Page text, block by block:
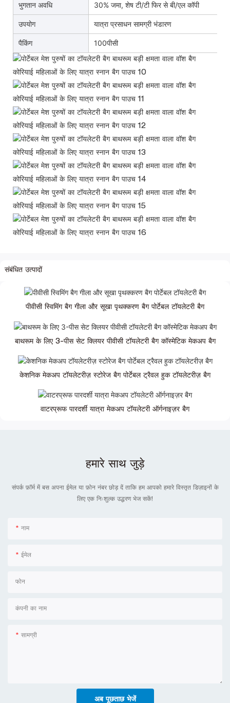
भुगतान अवधि 30% जमा, शेष टी/टी फिर से बी/एल कॉपी
उपयोग यात्रा प्रसाधन सामग्री भंडारण
पैकिंग 100पीसी
संबंधित उत्पादों
पीवीसी स्विमिंग बैग गीला और सूखा पृथक्करण बैग पोर्टेबल टॉयलेटरी बैग
बाथरूम के लिए 3-पीस सेट क्लियर पीवीसी टॉयलेटरी बैग कॉस्मेटिक मेकअप बैग
केशनिक मेकअप टॉयलेटरीज़ स्टोरेज बैग पोर्टेबल ट्रैवल हुक टॉयलेटरीज़ बैग
वाटरप्रूफ पारदर्शी यात्रा मेकअप टॉयलेटरी ऑर्गनाइज़र बैग
हमारे साथ जुड़े
संपर्क फ़ॉर्म में बस अपना ईमेल या फ़ोन नंबर छोड़ दें ताकि हम आपको हमारे विस्तृत डिज़ाइनों के
लिए एक निःशुल्क उद्धरण भेज सकें!
नाम
ईमेल
फोन
कंपनी का नाम
सामग्री
अब पूछताछ भेजें